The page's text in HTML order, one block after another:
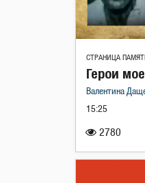
СТРАНИЦА
2780
Герои
Валентина
15:25